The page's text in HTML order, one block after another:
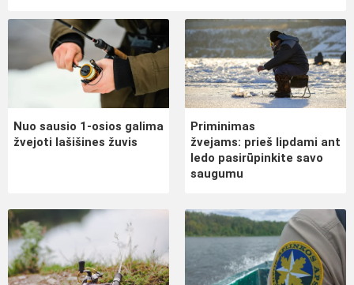
Nuo sausio 1-osios galima
žvejoti lašišines žuvis
Priminimas
žvejams: prieš lipdami ant
ledo pasirūpinkite savo
saugumu